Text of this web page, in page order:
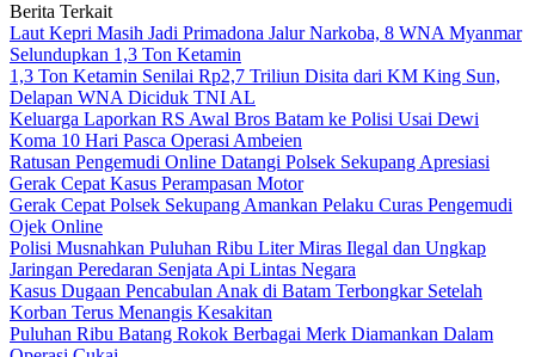
Berita Terkait
Laut Kepri Masih Jadi Primadona Jalur Narkoba, 8 WNA Myanmar
Selundupkan 1,3 Ton Ketamin
1,3 Ton Ketamin Senilai Rp2,7 Triliun Disita dari KM King Sun,
Delapan WNA Diciduk TNI AL
Keluarga Laporkan RS Awal Bros Batam ke Polisi Usai Dewi
Koma 10 Hari Pasca Operasi Ambeien
Ratusan Pengemudi Online Datangi Polsek Sekupang Apresiasi
Gerak Cepat Kasus Perampasan Motor
Gerak Cepat Polsek Sekupang Amankan Pelaku Curas Pengemudi
Ojek Online
Polisi Musnahkan Puluhan Ribu Liter Miras Ilegal dan Ungkap
Jaringan Peredaran Senjata Api Lintas Negara
Kasus Dugaan Pencabulan Anak di Batam Terbongkar Setelah
Korban Terus Menangis Kesakitan
Puluhan Ribu Batang Rokok Berbagai Merk Diamankan Dalam